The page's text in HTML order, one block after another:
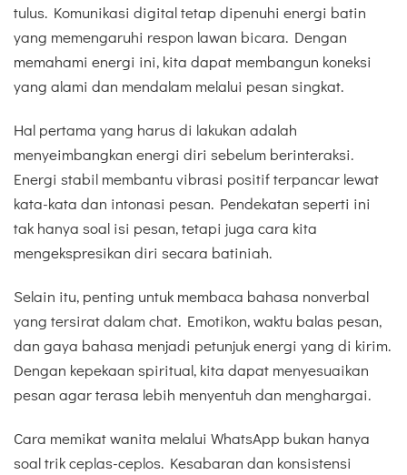
tulus. Komunikasi digital tetap dipenuhi energi batin
yang memengaruhi respon lawan bicara. Dengan
memahami energi ini, kita dapat membangun koneksi
yang alami dan mendalam melalui pesan singkat.
Hal pertama yang harus di lakukan adalah
menyeimbangkan energi diri sebelum berinteraksi.
Energi stabil membantu vibrasi positif terpancar lewat
kata-kata dan intonasi pesan. Pendekatan seperti ini
tak hanya soal isi pesan, tetapi juga cara kita
mengekspresikan diri secara batiniah.
Selain itu, penting untuk membaca bahasa nonverbal
yang tersirat dalam chat. Emotikon, waktu balas pesan,
dan gaya bahasa menjadi petunjuk energi yang di kirim.
Dengan kepekaan spiritual, kita dapat menyesuaikan
pesan agar terasa lebih menyentuh dan menghargai.
Cara memikat wanita melalui WhatsApp bukan hanya
soal trik ceplas-ceplos. Kesabaran dan konsistensi